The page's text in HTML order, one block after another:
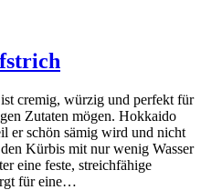
cremig, würzig und perfekt für
Zutaten mögen. Hokkaido
er schön sämig wird und nicht
Kürbis mit nur wenig Wasser
eine feste, streichfähige
für eine…